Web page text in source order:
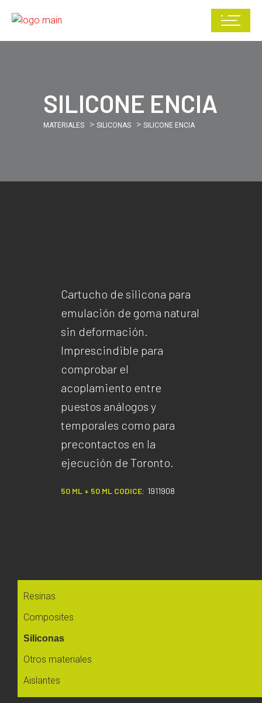
SILICONE ENCIA
MATERIALES > SILICONAS > SILICONE ENCIA
Cartucho de silicona para
emulación de goma natural
sin deformación.
Imprescindible para
comprobar el
acoplamiento entre
puestos análogos y
temporales como para
precontactos en la
ejecución de Toronto.
50 ML + 50 ML CODICE: 1911908
Resinas
Composites
Siliconas
Otros materiales
Aislantes